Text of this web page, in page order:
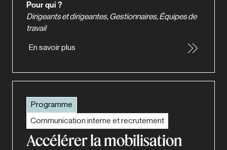
Pour qui ?
Dirigeants et dirigeantes, Gestionnaires, Équipes de
travail
En savoir plus
Programme
Communication interne et recrutement
Accélérer la mobilisation